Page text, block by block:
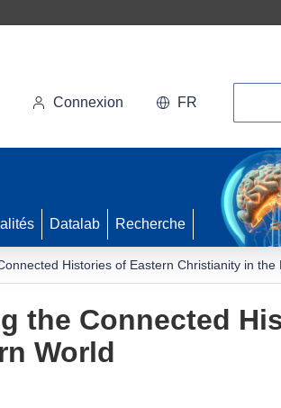
Connexion FR
Datalab Recherche
Histories of Eastern Christianity in the
the Connected
World